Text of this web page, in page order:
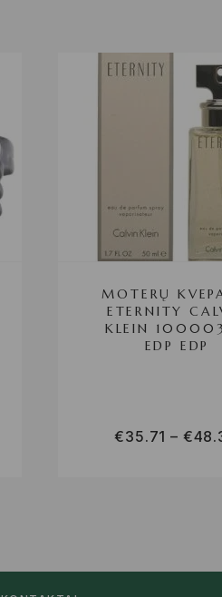
MOTERŲ
ETERNITY
KLEIN
EDP EDP
€35.71 – €